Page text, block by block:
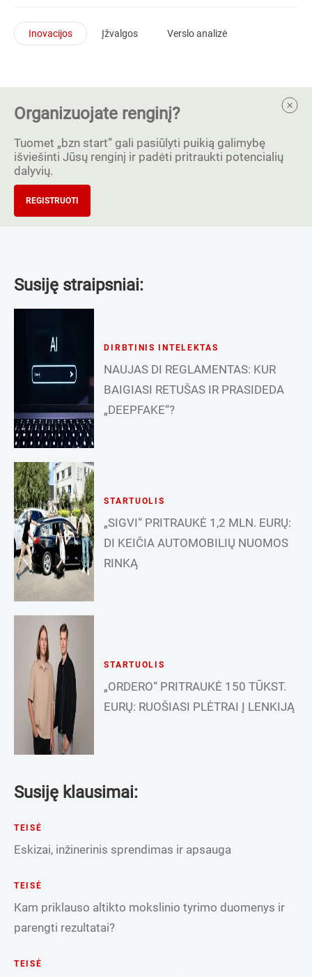
Inovacijos Įžvalgos Verslo analizė
Organizuojate renginį?
Tuomet „bzn start” gali pasiūlyti puikią galimybę
išviešinti Jūsų renginį ir padėti pritraukti potencialių
dalyvių.
REGISTRUOTI
Susiję straipsniai:
DIRBTINIS INTELEKTAS
NAUJAS DI REGLAMENTAS: KUR
BAIGIASI RETUŠAS IR PRASIDEDA
„DEEPFAKE“?
STARTUOLIS
„SIGVI“ PRITRAUKĖ 1,2 MLN. EURŲ:
DI KEIČIA AUTOMOBILIŲ NUOMOS
RINKĄ
STARTUOLIS
„ORDERO“ PRITRAUKĖ 150 TŪKST.
EURŲ: RUOŠIASI PLĖTRAI Į LENKIJĄ
Susiję klausimai:
TEISĖ
Eskizai, inžinerinis sprendimas ir apsauga
TEISĖ
Kam priklauso altikto mokslinio tyrimo duomenys ir
parengti rezultatai?
TEISĖ